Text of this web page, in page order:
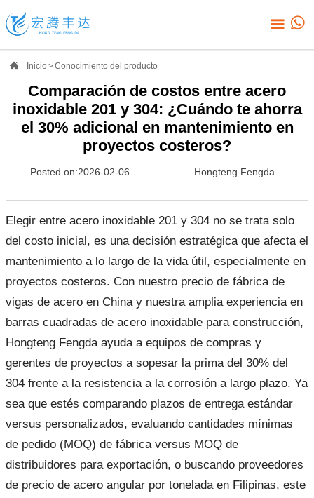
 
 Inicio >Conocimiento del producto
Comparación de costos entre acero
inoxidable 201 y 304: ¿Cuándo te ahorra
el 30% adicional en mantenimiento en
proyectos costeros?
Posted on:2026-02-06 Hongteng Fengda
Elegir entre acero inoxidable 201 y 304 no se trata solo
del costo inicial, es una decisión estratégica que afecta el
mantenimiento a lo largo de la vida útil, especialmente en
proyectos costeros. Con nuestro precio de fábrica de
vigas de acero en China y nuestra amplia experiencia en
barras cuadradas de acero inoxidable para construcción,
Hongteng Fengda ayuda a equipos de compras y
gerentes de proyectos a sopesar la prima del 30% del
304 frente a la resistencia a la corrosión a largo plazo. Ya
sea que estés comparando plazos de entrega estándar
versus personalizados, evaluando cantidades mínimas
de pedido (MOQ) de fábrica versus MOQ de
distribuidores para exportación, o buscando proveedores
de precio de acero angular por tonelada en Filipinas, este